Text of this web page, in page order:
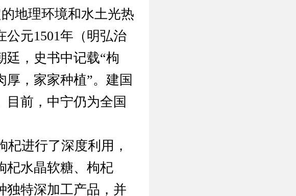
地理环境和水土光热
元1501年（明弘治
廷，史书中记载“枸
，家家种植”。建国
目前，中宁仍为全国
进行了深度利用，
杞水晶软糖、枸杞
独特深加工产品，并